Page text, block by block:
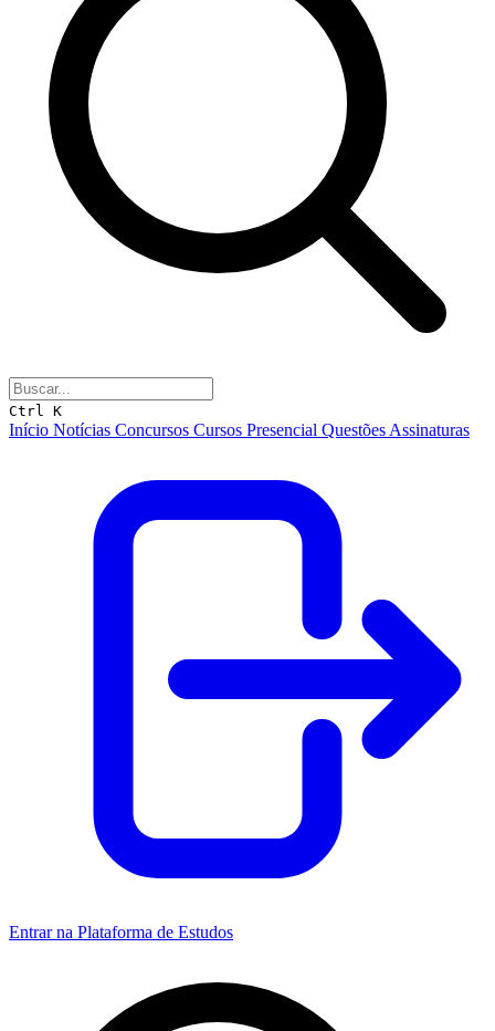
Ctrl K
Início Notícias Concursos Cursos Presencial Questões Assinaturas
Entrar na Plataforma de Estudos